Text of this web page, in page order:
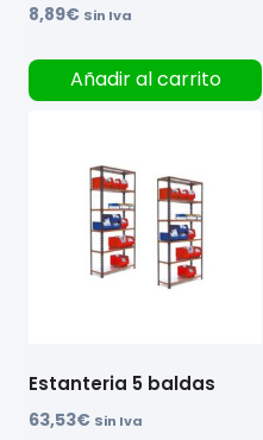
8,89€ Sin Iva
Añadir al carrito
Estanteria 5 baldas
63,53€ Sin Iva